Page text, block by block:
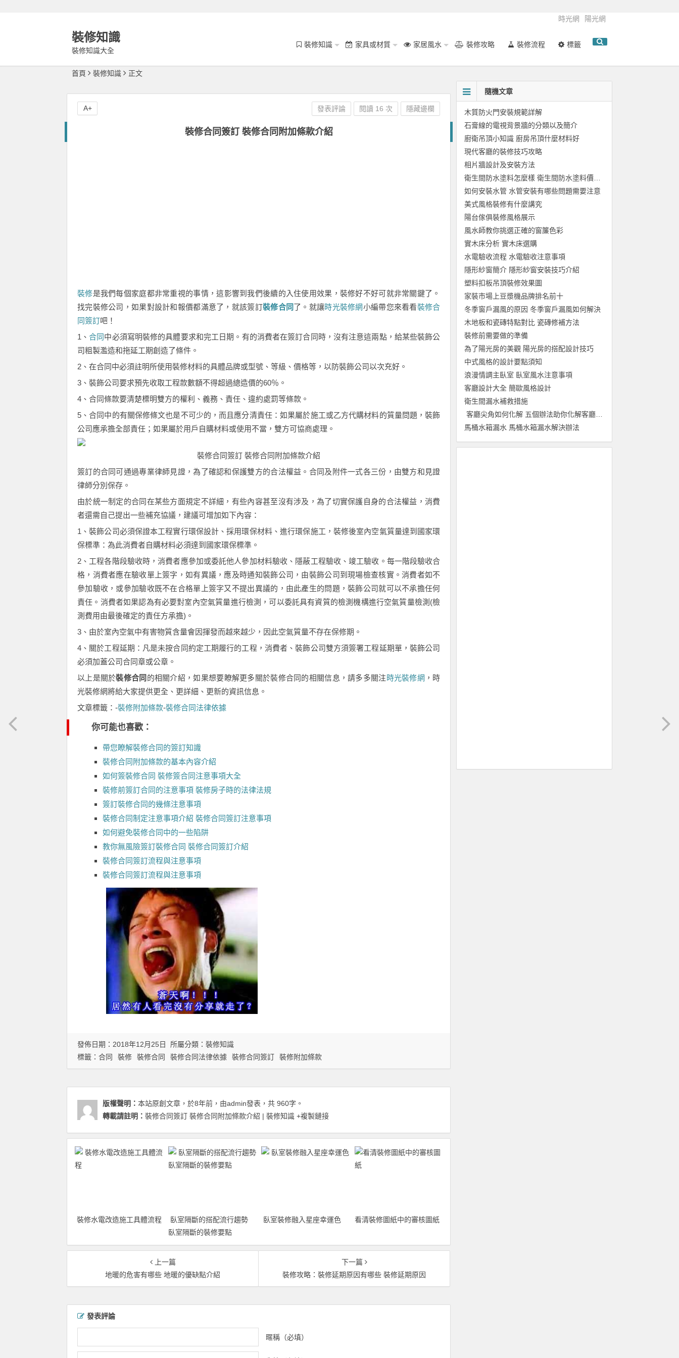
時光網 陽光網
裝修知識
裝修知識大全
裝修知識 家具或材質 家居風水 裝修攻略 裝修流程 標籤
首頁 裝修知識 正文
裝修合同簽訂 裝修合同附加條款介紹
裝修是我們每個家庭都非常重視的事情，這影響到我們後續的入住使用效果，裝修好不好可就非常關鍵了。
找完裝修公司，如果對設計和報價都滿意了，就該簽訂裝修合同了。就讓時光裝修網小編帶您來看看裝修合
同簽訂吧！
1、合同中必須寫明裝修的具體要求和完工日期。有的消費者在簽訂合同時，沒有注意這兩點，給某些裝飾公
司粗製濫造和拖延工期創造了條件。
2、在合同中必須註明所使用裝修材料的具體品牌或型號、等級、價格等，以防裝飾公司以次充好。
3、裝飾公司要求預先收取工程款數額不得超過總造價的60％。
4、合同條款要清楚標明雙方的權利、義務、責任、違約處罰等條款。
5、合同中的有關保修條文也是不可少的，而且應分清責任：如果屬於施工或乙方代購材料的質量問題，裝飾
公司應承擔全部責任；如果屬於用戶自購材料或使用不當，雙方可協商處理。
裝修合同簽訂 裝修合同附加條款介紹
簽訂的合同可通過專業律師見證，為了確認和保護雙方的合法權益。合同及附件一式各三份，由雙方和見證
律師分別保存。
由於統一制定的合同在某些方面規定不詳細，有些內容甚至沒有涉及，為了切實保護自身的合法權益，消費
者還需自己提出一些補充協議，建議可增加如下內容：
1、裝飾公司必須保證本工程實行環保設計、採用環保材料、進行環保施工，裝修後室內空氣質量達到國家環
保標準：為此消費者自購材料必須達到國家環保標準。
2、工程各階段驗收時，消費者應參加或委託他人參加材料驗收、隱蔽工程驗收、竣工驗收。每一階段驗收合
格，消費者應在驗收單上簽字，如有異議，應及時通知裝飾公司，由裝飾公司到現場檢查核實。消費者如不
參加驗收，或參加驗收既不在合格單上簽字又不提出異議的，由此產生的問題，裝飾公司就可以不承擔任何
責任。消費者如果認為有必要對室內空氣質量進行檢測，可以委託具有資質的檢測機構進行空氣質量檢測(檢
測費用由最後確定的責任方承擔)。
3、由於室內空氣中有害物質含量會因揮發而越來越少，因此空氣質量不存在保修期。
4、關於工程延期：凡是未按合同約定工期履行的工程，消費者、裝飾公司雙方須簽署工程延期單，裝飾公司
必須加蓋公司合同章或公章。
以上是關於裝修合同 的相關介紹，如果想要瞭解更多關於裝修合同的相關信息，請多多關注 時光裝修網 ，時
光裝修網將給大家提供更全、更詳細、更新的資訊信息。
文章標籤：-裝修附加條款-裝修合同法律依據
你可能也喜歡：
帶您瞭解裝修合同的簽訂知識
裝修合同附加條款的基本內容介紹
如何簽裝修合同 裝修簽合同注意事項大全
裝修前簽訂合同的注意事項 裝修房子時的法律法規
簽訂裝修合同的幾條注意事項
裝修合同制定注意事項介紹 裝修合同簽訂注意事項
如何避免裝修合同中的一些陷阱
教你無風險簽訂裝修合同 裝修合同簽訂介紹
裝修合同簽訂流程與注意事項
裝修合同簽訂流程與注意事項
發表評論 閱讀 16 次 隱藏邊欄
A+
發佈日期：2018年12月25日 所屬分類： 裝修知識
標籤： 合同 裝修 裝修合同 裝修合同法律依據 裝修合同簽訂 裝修附加條款
版權聲明： 本站原創文章，於8年前，由admin發表，共 960字。
轉載請註明： 裝修合同簽訂 裝修合同附加條款介紹 | 裝修知識 +複製鏈接
裝修水電改造施工具體流程
臥室隔斷的搭配流行趨勢
臥室隔斷的裝修要點
臥室裝修融入星座幸運色 看清裝修圖紙中的審核圖紙
上一篇
地暖的危害有哪些 地暖的優缺點介紹
下一篇
裝修攻略：裝修延期原因有哪些 裝修延期原因
發表評論
暱稱（必填）
隨機文章
木質防火門安裝規範詳解
石膏線的電視背景牆的分類以及簡介
廚衛吊頂小知識 廚房吊頂什麼材料好
現代客廳的裝修技巧攻略
相片牆設計及安裝方法
如何安裝水管 水管安裝有哪些問題需要注意
美式風格裝修有什麼講究
陽台傢俱裝修風格展示
風水師教你挑選正確的窗簾色彩
實木床分析 實木床選購
水電驗收流程 水電驗收注意事項
隱形紗窗簡介 隱形紗窗安裝技巧介紹
塑料扣板吊頂裝修效果圖
家裝市場上豆漿機品牌排名前十
冬季窗戶漏風的原因 冬季窗戶漏風如何解決
木地板和瓷磚特點對比 瓷磚修補方法
裝修前需要做的準備
為了陽光房的美觀 陽光房的搭配設計技巧
中式風格的設計要點須知
浪漫情調主臥室 臥室風水注意事項
客廳設計大全 簡歐風格設計
衛生間漏水補救措施
馬桶水箱漏水 馬桶水箱漏水解決辦法